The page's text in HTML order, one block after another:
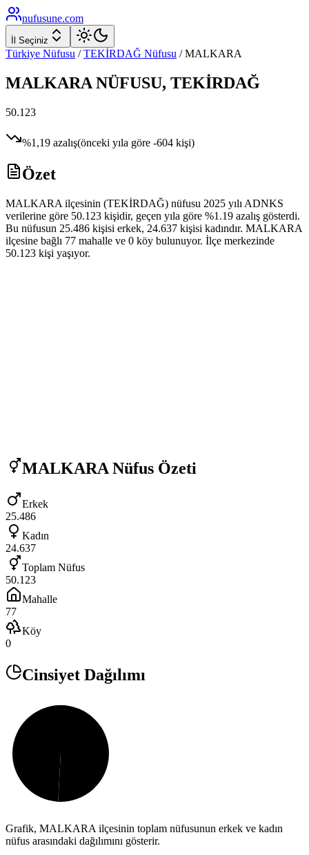
nufusune.com
İl Seçiniz
Türkiye Nüfusu / TEKİRDAĞ Nüfusu /MALKARA
MALKARA NÜFUSU, TEKİRDAĞ
50.123
%1,19 azalış(önceki yıla göre -604 kişi)
Özet
MALKARA ilçesinin (TEKİRDAĞ) nüfusu 2025 yılı ADNKS
verilerine göre 50.123 kişidir, geçen yıla göre %1.19 azalış gösterdi.
Bu nüfusun 25.486 kişisi erkek, 24.637 kişisi kadındır. MALKARA
ilçesine bağlı 77 mahalle ve 0 köy bulunuyor. İlçe merkezinde
50.123 kişi yaşıyor.
MALKARA Nüfus Özeti
Erkek
25.486
Kadın
24.637
Toplam Nüfus
50.123
Mahalle
77
Köy
0
Cinsiyet Dağılımı
Grafik, MALKARA ilçesinin toplam nüfusunun erkek ve kadın
nüfus arasındaki dağılımını gösterir.